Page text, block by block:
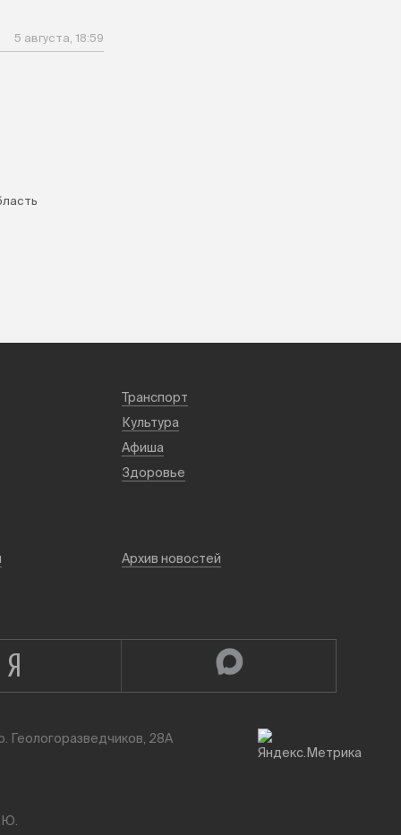
5 августа, 18:59
Транспорт
Культура
Афиша
Здоровье
Архив новостей
Геологоразведчиков, 28А